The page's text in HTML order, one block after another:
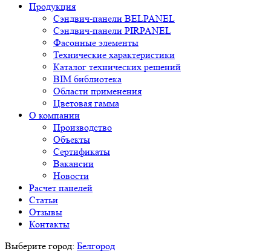
Продукция
Сэндвич-панели BELPANEL
Сэндвич-панели PIRPANEL
Фасонные элементы
Технические характеристики
Каталог технических решений
BIM библиотека
Области применения
Цветовая гамма
О компании
Производство
Объекты
Сертификаты
Вакансии
Новости
Расчет панелей
Статьи
Отзывы
Контакты
Выберите город: Белгород